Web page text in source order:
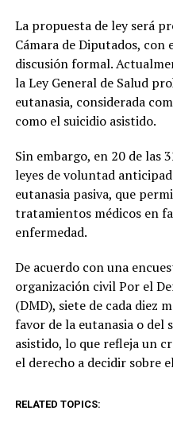
La propuesta de ley será
Cámara de Diputados, con
discusión formal.
la Ley General de Salud
eutanasia, considerada
como el suicidio asistido.
Sin embargo, en 20 de las
leyes de voluntad
eutanasia pasiva, que
tratamientos médicos en
enfermedad.
De acuerdo con una
organización civil Por el
(DMD), siete de cada diez
favor de la eutanasia o del
asistido, lo que refleja un
el derecho a decidir sobre
RELATED TOPICS: